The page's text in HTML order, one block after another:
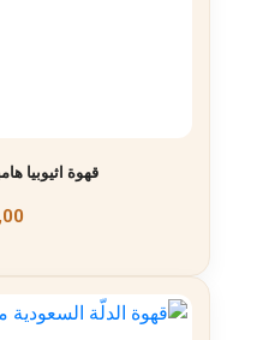
قهوة اثيوبيا